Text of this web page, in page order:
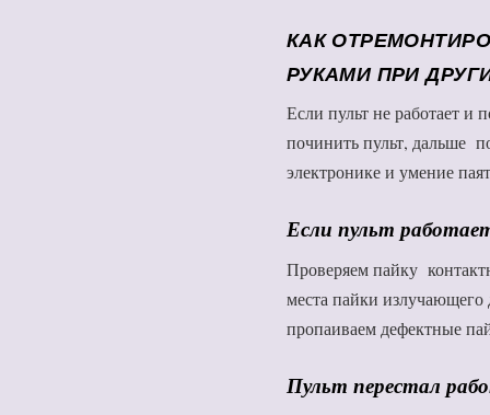
КАК
РУКАМИ ПРИ
Если пульт не работает и
починить пульт, дальше
электронике и умение
Если пульт
Проверяем пайку
места пайки
пропаиваем дефектные
Пульт перестал